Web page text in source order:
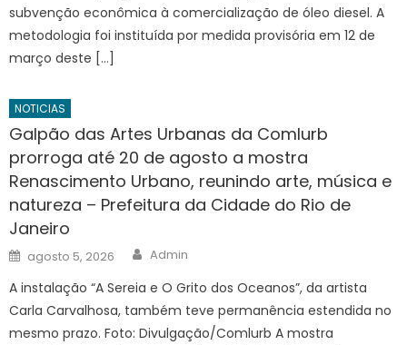
subvenção econômica à comercialização de óleo diesel. A
metodologia foi instituída por medida provisória em 12 de
março deste […]
NOTICIAS
Galpão das Artes Urbanas da Comlurb
prorroga até 20 de agosto a mostra
Renascimento Urbano, reunindo arte, música e
natureza – Prefeitura da Cidade do Rio de
Janeiro
Posted
on
agosto 5, 2026 Author
Admin
A instalação “A Sereia e O Grito dos Oceanos”, da artista
Carla Carvalhosa, também teve permanência estendida no
mesmo prazo. Foto: Divulgação/Comlurb A mostra